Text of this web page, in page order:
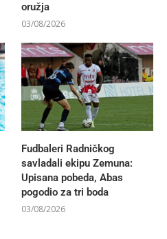
oružja
03/08/2026
Fudbaleri Radničkog
savladali ekipu Zemuna:
Upisana pobeda, Abas
pogodio za tri boda
03/08/2026